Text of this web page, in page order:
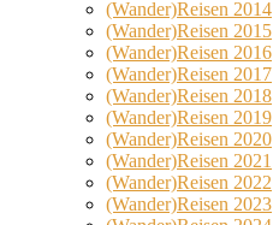
(Wander)Reisen 2014
(Wander)Reisen 2015
(Wander)Reisen 2016
(Wander)Reisen 2017
(Wander)Reisen 2018
(Wander)Reisen 2019
(Wander)Reisen 2020
(Wander)Reisen 2021
(Wander)Reisen 2022
(Wander)Reisen 2023